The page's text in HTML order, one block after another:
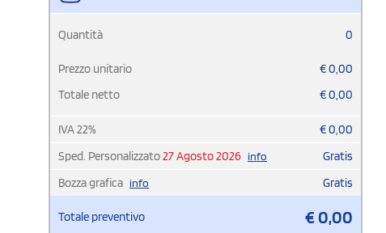
Quantità 0
Prezzo unitario €0,00
Totale netto
€0,00
IVA22% €0,00
Sped. Personalizzato27 Agosto 2026 info
Gratis
Bozza grafica info Gratis
Totale preventivo €0,00